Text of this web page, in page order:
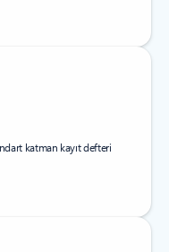
katman kayıt defteri